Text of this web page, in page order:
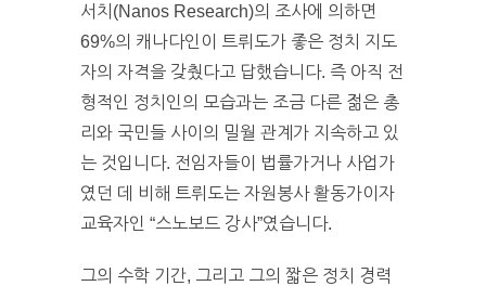
서치(Nanos Research)의 조사에 의하면
69%의 캐나다인이 트뤼도가 좋은 정치 지도
자의 자격을 갖췄다고 답했습니다. 즉 아직 전
형적인 정치인의 모습과는 조금 다른 젊은 총
리와 국민들 사이의 밀월 관계가 지속하고 있
는 것입니다. 전임자들이 법률가거나 사업가
였던 데 비해 트뤼도는 자원봉사 활동가이자
교육자인 “스노보드 강사”였습니다.
그의 수학 기간, 그리고 그의 짧은 정치 경력